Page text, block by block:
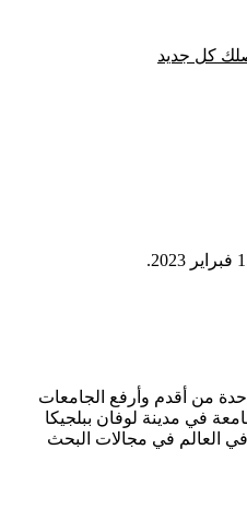
كل جديد
من أقدم وأرفع الجامعات
في مدينة لوفان ببلجيكا
في العالم في مجالات البحث